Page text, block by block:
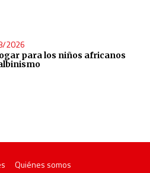
2026
para los niños africanos
Quiénes somos